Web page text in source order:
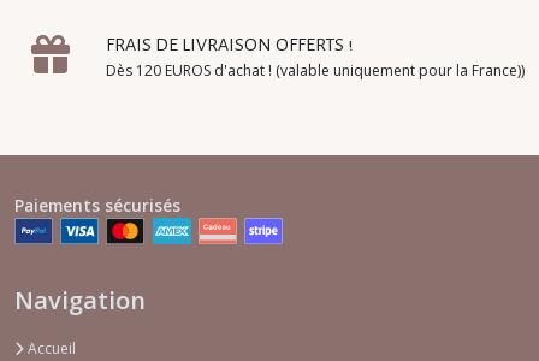
FRAIS DE LIVRAISON OFFERTS !
Dès 120 EUROS d'achat ! (valable uniquement pour la France))
Paiements sécurisés
Navigation
Accueil